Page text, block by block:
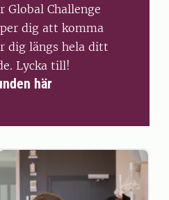
Global Challenge
dig att komma
dig längs hela ditt
Lycka till!
här